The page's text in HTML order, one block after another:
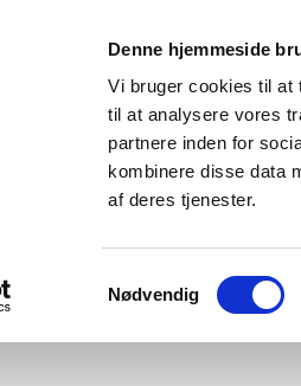
Denne hjemmeside
Vi bruger cookies til at
til at analysere vores
partnere inden for
kombinere disse data
af deres tjenester.
Nødvendig
Organisation